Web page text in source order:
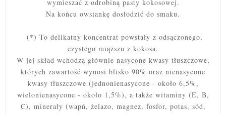
wymieszać z odrobiną pasty kokosowej.
Na końcu owsiankę dosłodzić do smaku.
(*) To delikatny koncentrat powstały z odsączonego,
czystego miąższu z kokosa.
W jej skład wchodzą głównie nasycone kwasy tłuszczowe,
których zawartość wynosi blisko 90% oraz nienasycone
kwasy tłuszczowe (jednonienasycone - około 6,5%,
wielonienasycone - około 1,5%), a także witaminy (E, B,
C), minerały (wapń, żelazo, magnez, fosfor, potas, sód,